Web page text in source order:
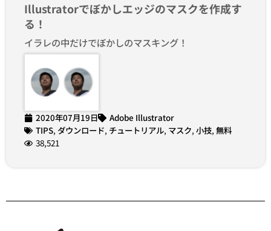
Illustratorでぼかしエッジのマスクを作成す
る！
イラレの中だけでぼかしのマスキング！
2020年07月19日
Adobe Illustrator
TIPS, ダウンロード, チュートリアル, マスク, 小技, 無料
38,521